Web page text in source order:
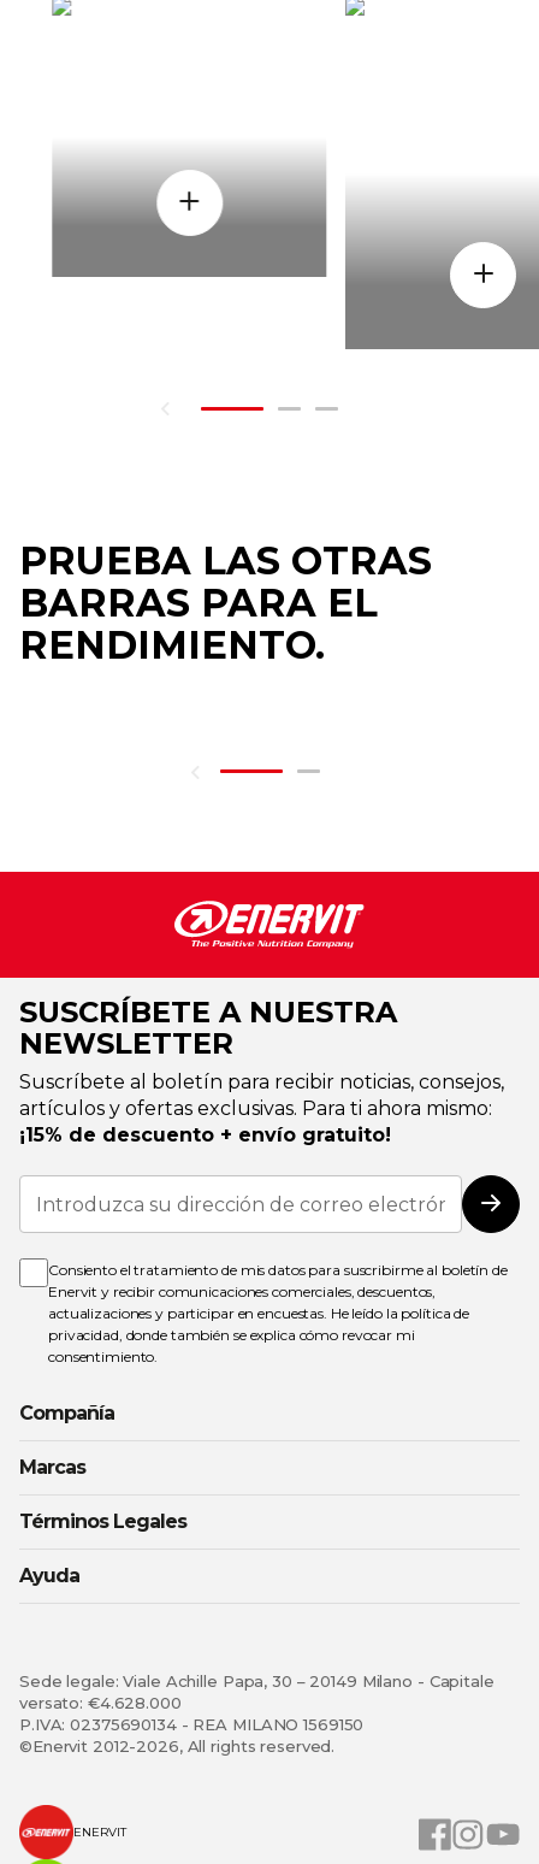
PRUEBA LAS OTRAS
BARRAS PARA EL
RENDIMIENTO.
SUSCRÍBETE A NUESTRA
NEWSLETTER
Suscríbete al boletín para recibir noticias, consejos,
artículos y ofertas exclusivas. Para ti ahora mismo:
¡15% de descuento + envío gratuito!
Inscríbase
nuestro
de
noticias:
Consiento el tratamiento de mis datos para suscribirme al boletín de
Enervit y recibir comunicaciones comerciales, descuentos,
actualizaciones y participar en encuestas. He leído la política de
privacidad, donde también se explica cómo revocar mi
consentimiento.
Compañía
Marcas
Términos Legales
Ayuda
Sede legale: Viale Achille Papa, 30 – 20149 Milano - Capitale
versato: €4.628.000
P.IVA: 02375690134 - REA MILANO 1569150
©Enervit 2012-2026, All rights reserved.
ENERVIT